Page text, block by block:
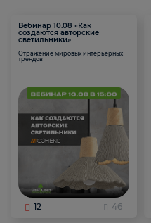
Вебинар 10.08 «Как
создаются авторские
светильники»
Отражение мировых интерьерных
трендов
12 46